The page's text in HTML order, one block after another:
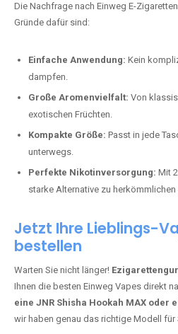
Die Nachfrage nach Einweg E-
Gründe dafür sind:
Einfache Anwendung: Kein
dampfen.
Große Aromenvielfalt: Von
exotischen Früchten.
Kompakte Größe: Passt in jede
unterwegs.
Perfekte Nikotinversorgung: Mit
starke Alternative zu
Jetzt Ihre Lieblings-
bestellen
Warten Sie nicht länger!
Ihnen die besten Einweg Vapes direkt
eine JNR Shisha Hookah MAX oder
wir haben genau das richtige Modell für